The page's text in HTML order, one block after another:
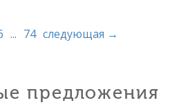
... 74 следующая →
предложения